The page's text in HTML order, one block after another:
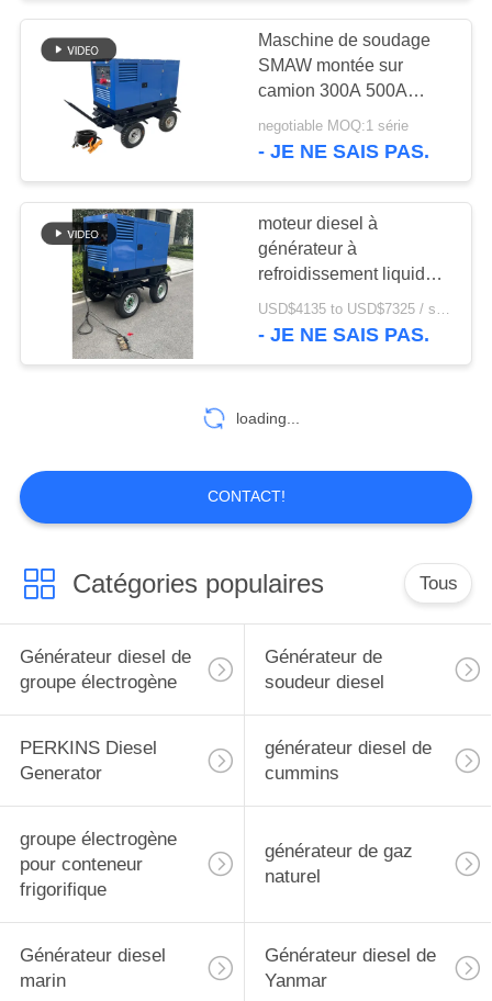
Maschine de soudage
SMAW montée sur
camion 300A 500A
600Amp soudeur moteur
diesel de 25 ch
negotiable MOQ:1 série
- JE NE SAIS PAS.
moteur diesel à
générateur à
refroidissement liquide à
roues 35kw Puissance
400A Unité de soudage
USD$4135 to USD$7325 / set MOQ:1 Ensemble
- JE NE SAIS PAS.
loading...
CONTACT!
Catégories populaires Tous
Générateur diesel de
groupe électrogène
Générateur de
soudeur diesel
PERKINS Diesel
Generator
générateur diesel de
cummins
groupe électrogène
pour conteneur
frigorifique
générateur de gaz
naturel
Générateur diesel
marin
Générateur diesel de
Yanmar